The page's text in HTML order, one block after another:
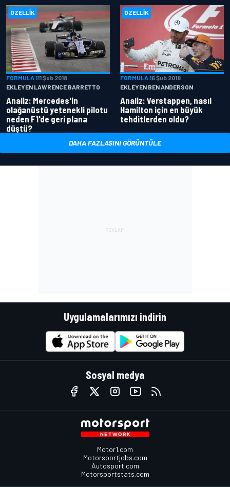
ÖZELLIK
FORMULA 111 Şub 2018
EKLEYEN LAWRENCE BARRETTO
Analiz: Mercedes'in
olağanüstü yetenekli pilotu
neden F1'de geri plana
düştü?
ÖZELLIK
FORMULA 16 Şub 2018
EKLEYEN BEN ANDERSON
Analiz: Verstappen, nasıl
Hamilton için en büyük
tehditlerden oldu?
DAHA FAZLASINI GÖRÜNTÜLE
Uygulamalarımızı indirin
Sosyal medya
Motor1.com
Motorsportjobs.com
Autosport.com
Motorsportstats.com